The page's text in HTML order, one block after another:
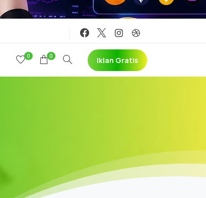
0 0 Iklan Gratis